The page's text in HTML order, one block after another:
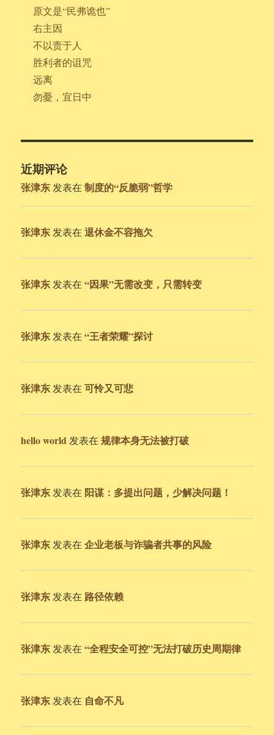
原文是“民弗诡也”
右主因
不以责于人
胜利者的诅咒
远离
勿憂，宜日中
近期评论
张津东 发表在制度的“反脆弱”哲学
张津东 发表在退休金不容拖欠
张津东 发表在“因果”无需改变，只需转变
张津东 发表在“王者荣耀”探讨
张津东 发表在可怜又可悲
hello world 发表在规律本身无法被打破
张津东 发表在 阳谋：多提出问题，少解决问题！
张津东 发表在企业老板与诈骗者共事的风险
张津东 发表在 路径依赖
张津东 发表在“全程安全可控”无法打破历史周期律
张津东 发表在 自命不凡